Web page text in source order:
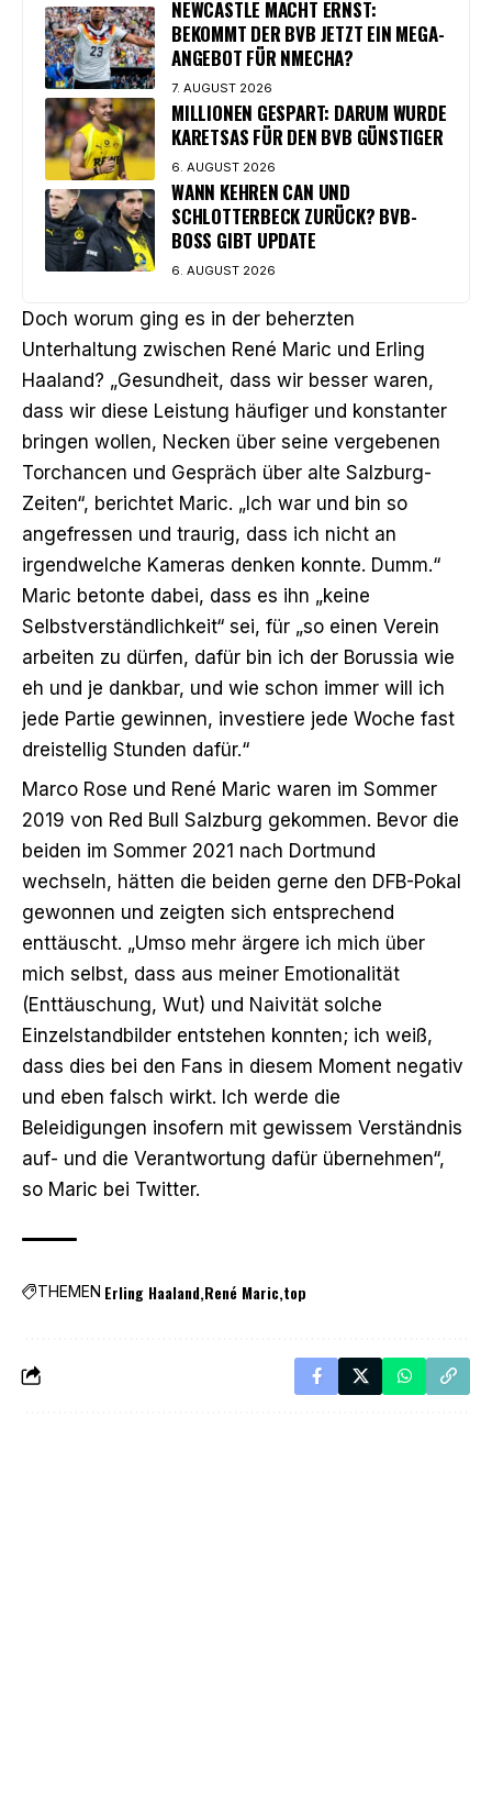
NEWCASTLE MACHT ERNST:
BEKOMMT DER BVB JETZT EIN MEGA-
ANGEBOT FÜR NMECHA?
7. AUGUST 2026
MILLIONEN GESPART: DARUM WURDE
KARETSAS FÜR DEN BVB GÜNSTIGER
6. AUGUST 2026
WANN KEHREN CAN UND
SCHLOTTERBECK ZURÜCK? BVB-
BOSS GIBT UPDATE
6. AUGUST 2026
Doch worum ging es in der beherzten
Unterhaltung zwischen René Maric und Erling
Haaland? „Gesundheit, dass wir besser waren,
dass wir diese Leistung häufiger und konstanter
bringen wollen, Necken über seine vergebenen
Torchancen und Gespräch über alte Salzburg-
Zeiten“, berichtet Maric. „Ich war und bin so
angefressen und traurig, dass ich nicht an
irgendwelche Kameras denken konnte. Dumm.“
Maric betonte dabei, dass es ihn „keine
Selbstverständlichkeit“ sei, für „so einen Verein
arbeiten zu dürfen, dafür bin ich der Borussia wie
eh und je dankbar, und wie schon immer will ich
jede Partie gewinnen, investiere jede Woche fast
dreistellig Stunden dafür.“
Marco Rose und René Maric waren im Sommer
2019 von Red Bull Salzburg gekommen. Bevor die
beiden im Sommer 2021 nach Dortmund
wechseln, hätten die beiden gerne den DFB-Pokal
gewonnen und zeigten sich entsprechend
enttäuscht. „Umso mehr ärgere ich mich über
mich selbst, dass aus meiner Emotionalität
(Enttäuschung, Wut) und Naivität solche
Einzelstandbilder entstehen konnten; ich weiß,
dass dies bei den Fans in diesem Moment negativ
und eben falsch wirkt. Ich werde die
Beleidigungen insofern mit gewissem Verständnis
auf- und die Verantwortung dafür übernehmen“,
so Maric bei Twitter.
THEMEN Erling Haaland René Maric top